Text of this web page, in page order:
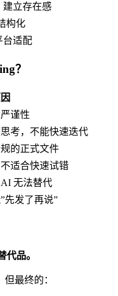
建立存在感
构化
台适配
？
谨性
考，不能快速迭代
的正式文件
适合快速试错
无法替代
先发了再说”
代品。
最终的：